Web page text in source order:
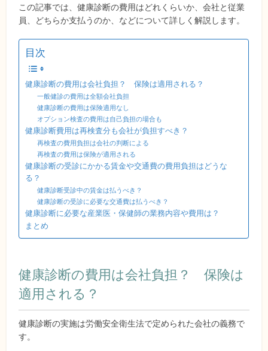
この記事では、健康診断の費用はどれくらいか、会社と従業
員、どちらか支払うのか、などについて詳しく解説します。
目次
健康診断の費用は会社負担？ 保険は適用される？
一般健診の費用は全額会社負担
健康診断の費用は保険適用なし
オプション検査の費用は自己負担の場合も
健康診断費用は再検査分も会社が負担すべき？
再検査の費用負担は会社の判断による
再検査の費用は保険が適用される
健康診断の受診にかかる賃金や交通費の費用負担はどうな
る？
健康診断受診中の賃金は払うべき？
健康診断の受診に必要な交通費は払うべき？
健康診断に必要な産業医・保健師の業務内容や費用は？
まとめ
健康診断の費用は会社負担？ 保険は
適用される？
健康診断の実施は労働安全衛生法で定められた会社の義務で
す。